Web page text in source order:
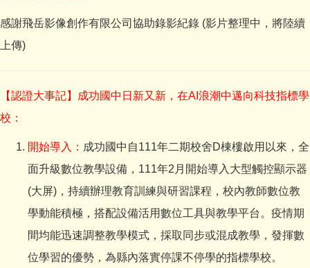
感謝飛岳影像創作有限公司協助錄影紀錄 (影片整理中，將陸續
上傳)
【認證大事記】成功國中日新又新，在AI浪潮中邁向科技指標學
校：
開始導入： 成功國中自111年二期校舍D棟樓啟用以來，全
面升級數位教學設備，111年2月開始導入大型觸控顯示器
(大屏)，持續辦理教育訓練與研習課程，校內教師數位教
學動能積極，搭配設備活用數位工具與教學平台。疫情期
間均能迅速調整教學模式，採取同步或混成教學，發揮數
位學習的優勢，為縣內落實停課不停學的指標學校。